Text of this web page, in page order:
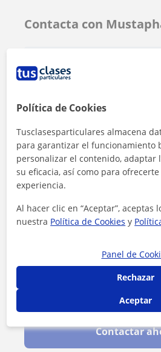
Contacta con
Al hacer clic, aceptas nuestro aviso legal
Contactar
Política de Cookies
Tusclasesparticulares almacena
para garantizar el funcionamiento
personalizar el contenido, adaptar
su eficacia, así como para
experiencia.
Al hacer clic en “Aceptar”, aceptas
nuestra Política de Cookies y
Panel de
Rechazar
Aceptar